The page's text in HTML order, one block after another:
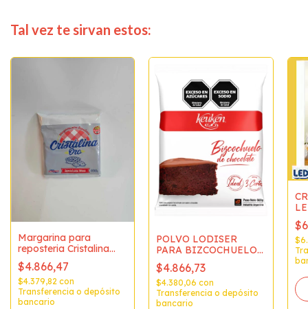
Tal vez te sirvan estos:
Margarina para
reposteria Cristalina
Oro x 500grs
$4.866,47
$4.379,82 con
Transferencia o depósito
bancario
POLVO LODISER
PARA BIZCOCHUELO
DE CHOCOLATE x 12 u
de venta 1
$4.866,73
$4.380,06con
Transferencia o depósito
bancario